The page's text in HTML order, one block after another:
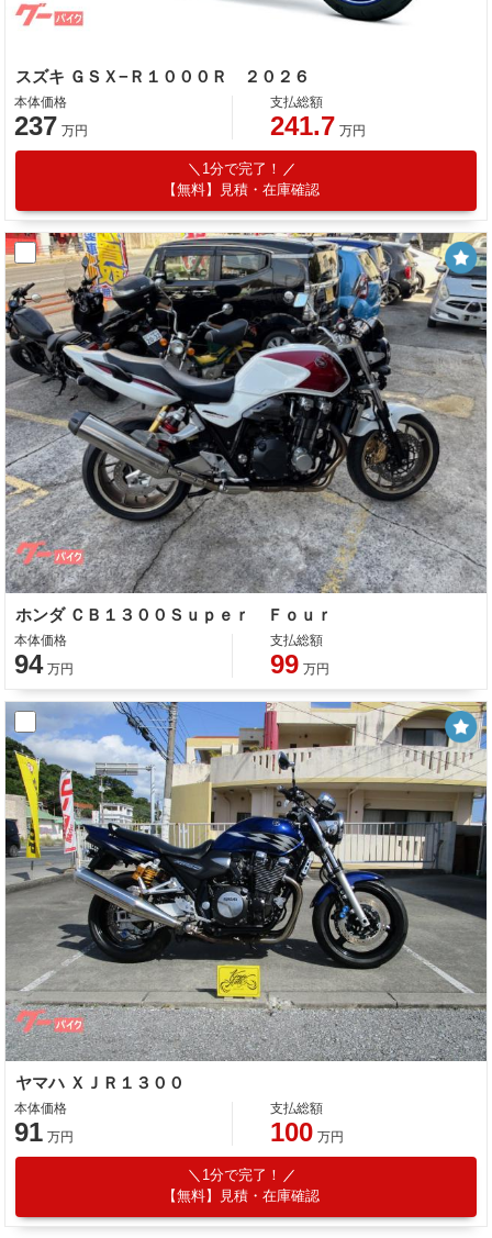
スズキ ＧＳＸ−Ｒ１０００Ｒ ２０２６
本体価格
237 万円
支払総額
241.7 万円
1分で完了！
【無料】見積・在庫確認
ホンダ ＣＢ１３００Ｓｕｐｅｒ Ｆｏｕｒ
本体価格
94 万円
支払総額
99 万円
ヤマハ ＸＪＲ１３００
本体価格
91 万円
支払総額
100 万円
1分で完了！
【無料】見積・在庫確認